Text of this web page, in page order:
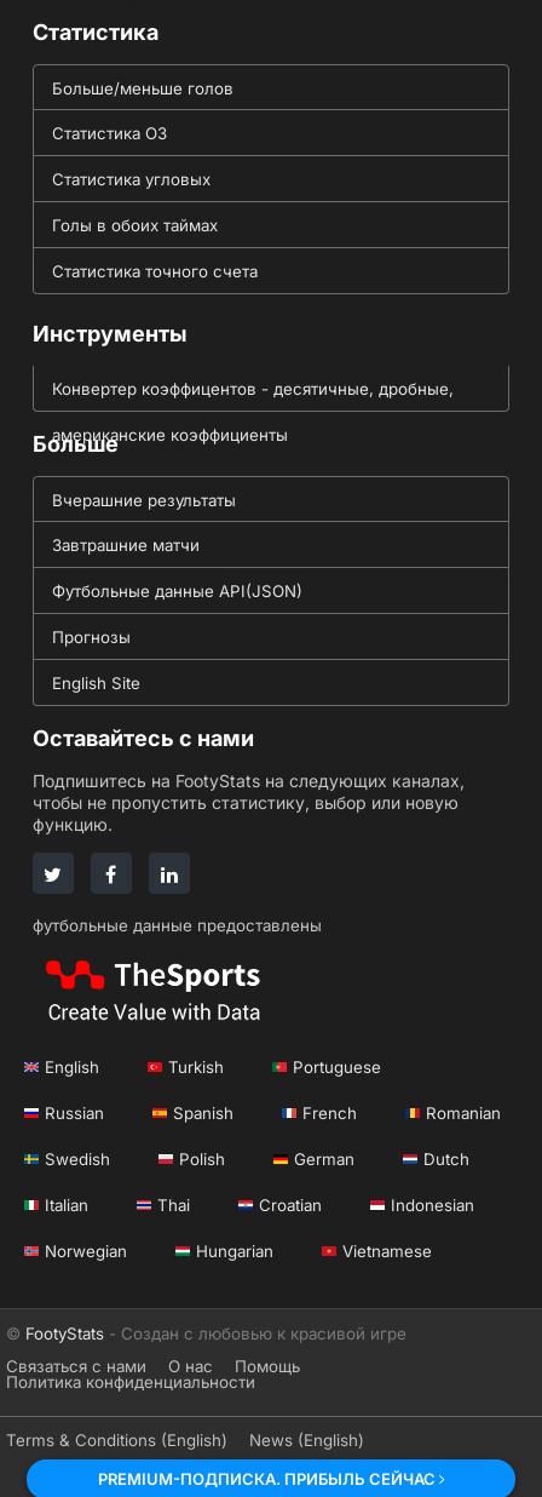
Статистика
Больше/меньше голов
Статистика ОЗ
Статистика угловых
Голы в обоих таймах
Статистика точного счета
Инструменты
Конвертер коэффицентов - десятичные, дробные,
американские коэффициенты
Больше
Вчерашние результаты
Завтрашние матчи
Футбольные данные API(JSON)
Прогнозы
English Site
Оставайтесь с нами
Подпишитесь на FootyStats на следующих каналах,
чтобы не пропустить статистику, выбор или новую
функцию.
футбольные данные предоставлены
English Turkish Portuguese
Russian Spanish French Romanian
Swedish Polish German Dutch
Italian Thai Croatian Indonesian
Norwegian Hungarian Vietnamese
© FootyStats - Создан с любовью к красивой игре
Связаться с нами
О нас
Помощь
Политика конфиденциальности
Terms & Conditions (English)
News (English)
PREMIUM-ПОДПИСКА. ПРИБЫЛЬ СЕЙЧАС